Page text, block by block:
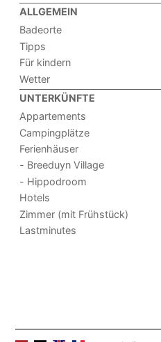
ALLGEMEIN
Badeorte
Tipps
Für kindern
Wetter
UNTERKÜNFTE
Appartements
Campingplätze
Ferienhäuser
- Breeduyn Village
- Hippodroom
Hotels
Zimmer (mit Frühstück)
Lastminutes